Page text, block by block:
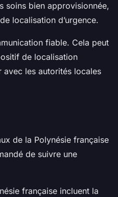
soins bien approvisionnée,
localisation d’urgence.
fiable. Cela peut
de localisation
les autorités locales
de la Polynésie française
de suivre une
française incluent la